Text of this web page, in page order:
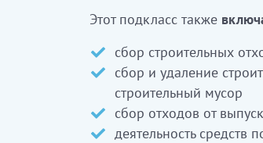
қалдықтарын жинау
тоқыма бұйымдарын
қалдықтарды
тасымалдау бойынша
Бұл ішкі класқа:
Этот подкласс также
сбор строительных
сбор и удаление
строительный мусор
сбор отходов от
деятельность средств